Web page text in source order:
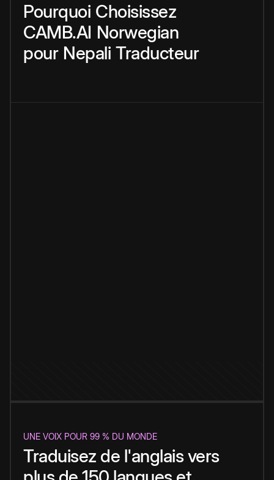
Pourquoi Choisissez
CAMB.AI Norwegian
pour Nepali Traducteur
UNE VOIX POUR 99 % DU MONDE
Traduisez de l'anglais vers